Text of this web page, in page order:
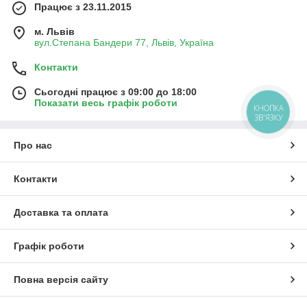
Працює з 23.11.2015
м. Львів
вул.Степана Бандери 77, Львів, Україна
Контакти
Сьогодні працює з 09:00 до 18:00
Показати весь графік роботи
Про нас
Контакти
Доставка та оплата
Графік роботи
Повна версія сайту
КНОПКА
ЗВ'ЯЗКУ